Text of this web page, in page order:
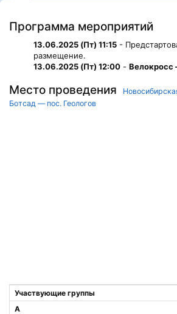
Программа мероприятий
13.06.2025 (Пт) 11:15 -
размещение.
13.06.2025 (Пт) 12:00 - Велокросс
Место проведения
Ботсад — пос. Геологов
Участвующие группы
A